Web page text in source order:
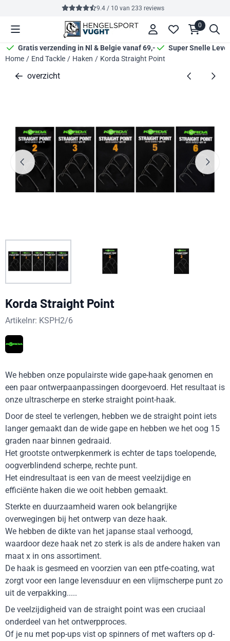
Cookievoorkeuren zijn momenteel gesloten.
9.4 / 10 van 233 reviews
0
Gratis verzending in Nl & Belgie vanaf 69,-
Super Snelle
Home / End Tackle / Haken / Korda Straight Point
overzicht
Korda Straight Point
Artikelnr: KSPH2/6
We hebben onze populairste wide gape-haak genomen en
een paar ontwerpaanpassingen doorgevoerd. Het resultaat is
onze ultrascherpe en sterke straight point-haak.
Door de steel te verlengen, hebben we de straight point iets
langer gemaakt dan de wide gape en hebben we het oog 15
graden naar binnen gedraaid.
Het grootste ontwerpkenmerk is echter de taps toelopende,
oogverblindend scherpe, rechte punt.
Het eindresultaat is een van de meest veelzijdige en
efficiënte haken die we ooit hebben gemaakt.
Sterkte en duurzaamheid waren ook belangrijke
overwegingen bij het ontwerp van deze haak.
We hebben de dikte van het japanse staal verhoogd,
waardoor deze haak net zo sterk is als de andere haken van
maat x in ons assortiment.
De haak is gesmeed en voorzien van een ptfe-coating, wat
zorgt voor een lange levensduur en een vlijmscherpe punt zo
uit de verpakking.....
De veelzijdigheid van de straight point was een cruciaal
onderdeel van het ontwerpproces.
Of je nu met pop-ups vist op spinners of met wafters op d-